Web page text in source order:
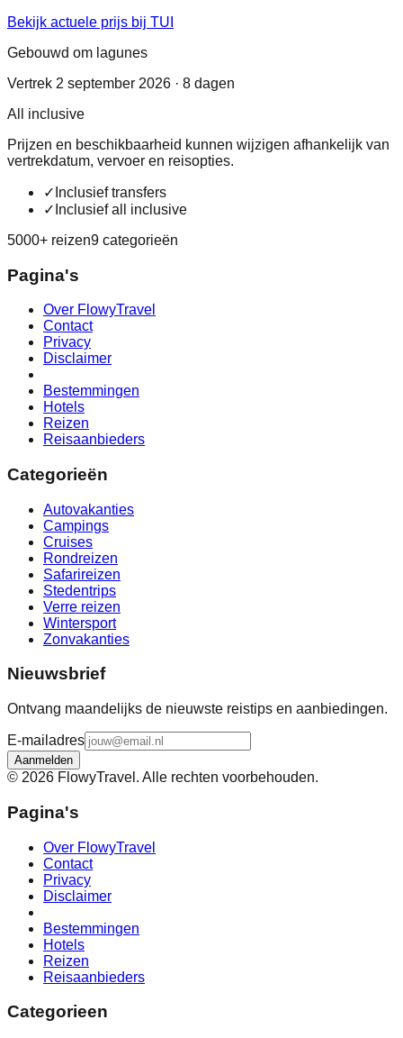
Bekijk actuele prijs bij TUI
Gebouwd om lagunes
Vertrek 2 september 2026 · 8 dagen
All inclusive
Prijzen en beschikbaarheid kunnen wijzigen afhankelijk van
vertrekdatum, vervoer en reisopties.
✓ Inclusief transfers
✓ Inclusief all inclusive
5000+ reizen9 categorieën
Pagina's
Over FlowyTravel
Contact
Privacy
Disclaimer
Bestemmingen
Hotels
Reizen
Reisaanbieders
Categorieën
Autovakanties
Campings
Cruises
Rondreizen
Safarireizen
Stedentrips
Verre reizen
Wintersport
Zonvakanties
Nieuwsbrief
Ontvang maandelijks de nieuwste reistips en aanbiedingen.
E-mailadres
Aanmelden
© 2026 FlowyTravel. Alle rechten voorbehouden.
Pagina's
Over FlowyTravel
Contact
Privacy
Disclaimer
Bestemmingen
Hotels
Reizen
Reisaanbieders
Categorieen